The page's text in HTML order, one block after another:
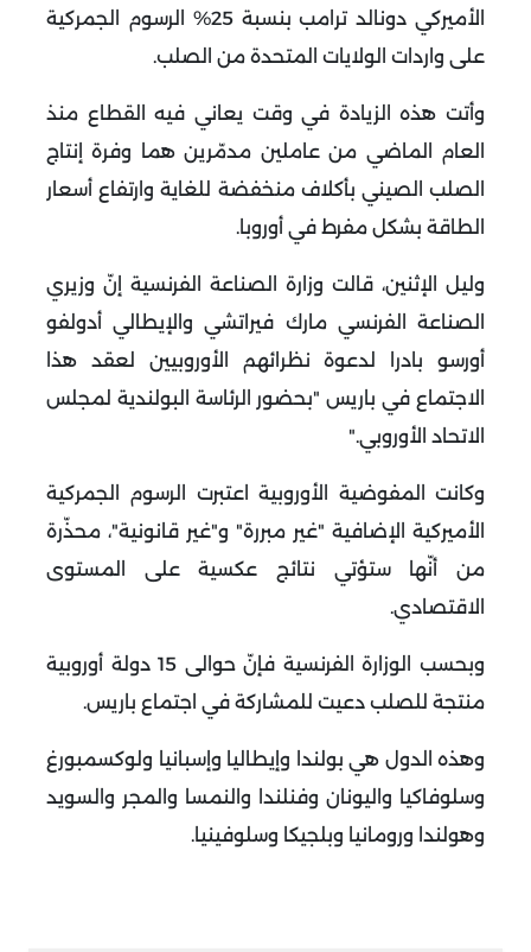
الأميركي دونالد ترامب بنسبة 25% الرسوم الجمركية
على واردات الولايات المتحدة من الصلب.
وأتت هذه الزيادة في وقت يعاني فيه القطاع منذ
العام الماضي من عاملين مدمّرين هما وفرة إنتاج
الصلب الصيني بأكلاف منخفضة للغاية وارتفاع أسعار
الطاقة بشكل مفرط في أوروبا.
وليل الإثنين، قالت وزارة الصناعة الفرنسية إنّ وزيري
الصناعة الفرنسي مارك فيراتشي والإيطالي أدولفو
أورسو بادرا لدعوة نظرائهم الأوروبيين لعقد هذا
الاجتماع في باريس "بحضور الرئاسة البولندية لمجلس
الاتحاد الأوروبي".
وكانت المفوضية الأوروبية اعتبرت الرسوم الجمركية
الأميركية الإضافية "غير مبررة" و"غير قانونية"، محذّرة
من أنّها ستؤتي نتائج عكسية على المستوى
الاقتصادي.
وبحسب الوزارة الفرنسية فإنّ حوالى 15 دولة أوروبية
منتجة للصلب دعيت للمشاركة في اجتماع باريس.
وهذه الدول هي بولندا وإيطاليا وإسبانيا ولوكسمبورغ
وسلوفاكيا واليونان وفنلندا والنمسا والمجر والسويد
وهولندا ورومانيا وبلجيكا وسلوفينيا.